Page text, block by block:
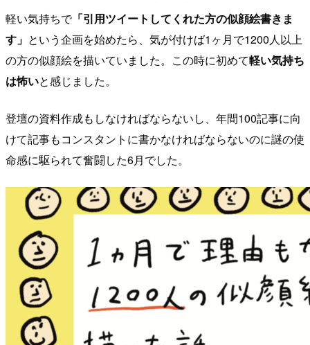
軽い気持ちで「引用ツイートしてくれた方の似顔絵書きま
す」 という企画を始めたら、気が付けば1ヶ月で1200人以上
の方の似顔絵を描いていました。この時に初めて軽い気持ち
は怖いと感じました。
登壇の資料作成もしなければならないし、年間100記事に向
けて記事もコンスタントに書かなければならないのに謎の使
命感に駆られて奮闘した6月でした。